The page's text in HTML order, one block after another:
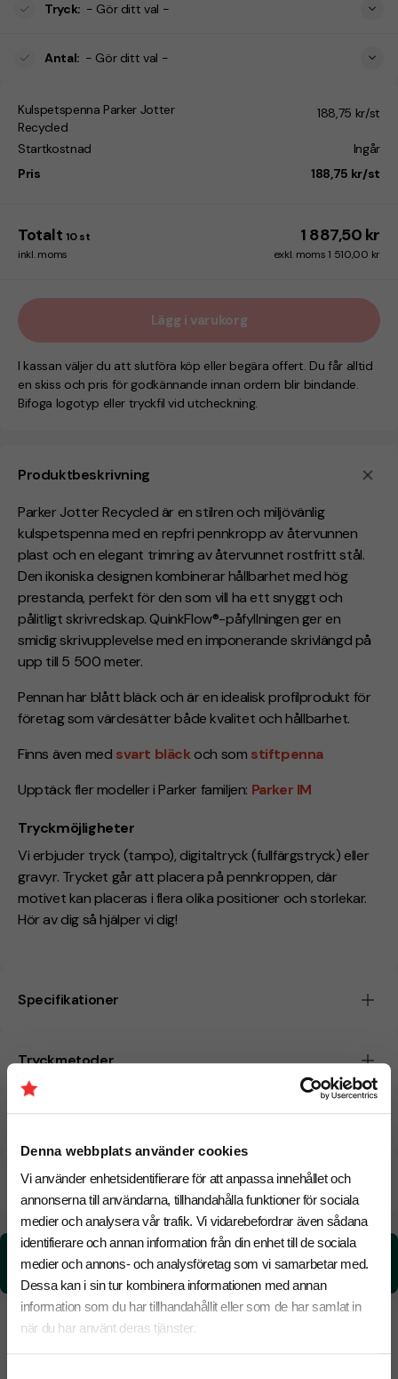
Denna webbplats använder cookies
Vi använder enhetsidentifierare för att anpassa innehållet och
annonserna till användarna, tillhandahålla funktioner för sociala
medier och analysera vår trafik. Vi vidarebefordrar även sådana
identifierare och annan information från din enhet till de sociala
medier och annons- och analysföretag som vi samarbetar med.
Dessa kan i sin tur kombinera informationen med annan
information som du har tillhandahållit eller som de har samlat in
när du har använt deras tjänster.
Produktbeskrivning
Parker Jotter Recycled är en stilren och miljövänlig
kulspetspenna med en repfri pennkropp av återvunnen
plast och en elegant trimring av återvunnet rostfritt stål.
Den ikoniska designen kombinerar hållbarhet med hög
prestanda, perfekt för den som vill ha ett snyggt och
pålitligt skrivredskap. QuinkFlow®-påfyllningen ger en
smidig skrivupplevelse med en imponerande skrivlängd på
upp till 5 500 meter.
Pennan har blått bläck och är en idealisk profilprodukt för
företag som värdesätter både kvalitet och hållbarhet.
Finns även med svart bläckoch som stiftpenna
Upptäck fler modeller i Parker familjen: Parker IM
Tryckmöjligheter
Vi erbjuder tryck (tampo), digitaltryck (fullfärgstryck) eller
gravyr. Trycket går att placera på pennkroppen, där
motivet kan placeras i flera olika positioner och storlekar.
Hör av dig så hjälper vi dig!
Specifikationer
Tryckmetoder
Pristabell
CO₂e -avtryck
Tryck: - Gör ditt val -
Antal: - Gör ditt val -
Kulspetspenna Parker Jotter
Recycled
188,75 kr/st
Startkostnad
Ingår
Pris
188,75 kr/st
Totalt 10 st 1 887,50 kr
inkl. moms exkl. moms 1 510,00 kr
Lägg i varukorg
I kassan väljer du att slutföra köp eller begära offert. Du får alltid
en skiss och pris för godkännande innan ordern blir bindande.
Bifoga logotyp eller tryckfil vid utcheckning.
CO₂e -avtryck:
0,0297789213056913 kg CO₂e / per styck